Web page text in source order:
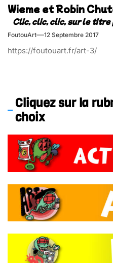
Wieme et Robin
FoutouArt 12 Septembre 2017
https://foutouart.fr/art-3/
Cliquez sur la
choix